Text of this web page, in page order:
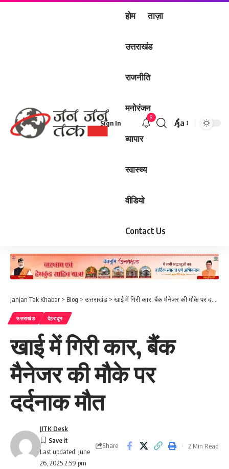
होम ताज़ा
उत्तराखंड
राजनीति
मनोरंजन
व्यापार
स्वास्थ्य
वीडियो
Contact Us
Sign In
9
Font
Aa
Janjan Tak Khabar > Blog >उत्तराखंड >खाई में गिरी कार, बैंक मैनेजर की मौके पर दर्दनाक मौत
उत्तराखंड देहरादून
खाई में गिरी कार, बैंक
मैनेजर की मौके पर
दर्दनाक मौत
Last updated: June
26, 2025 2:59 pm
JJTK Desk
Share 2 Min Read